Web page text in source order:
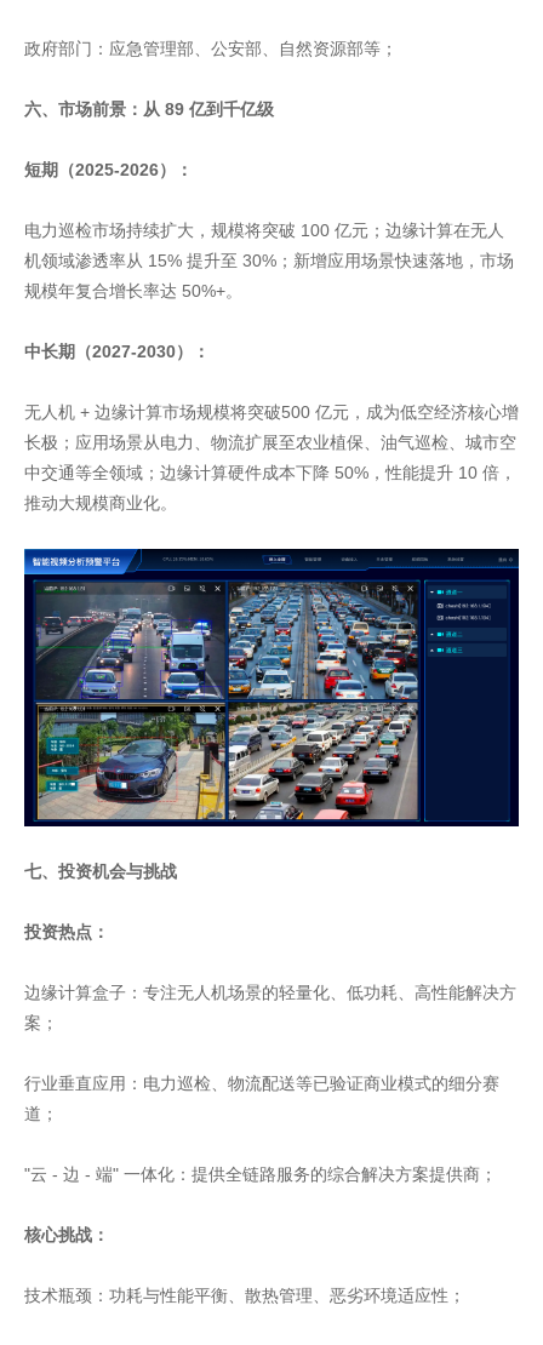
政府部门：应急管理部、公安部、自然资源部等；
六、市场前景：从 89 亿到千亿级
短期（2025-2026）：
电力巡检市场持续扩大，规模将突破 100 亿元；边缘计算在无人
机领域渗透率从 15% 提升至 30%；新增应用场景快速落地，市场
规模年复合增长率达 50%+。
中长期（2027-2030）：
无人机 + 边缘计算市场规模将突破500 亿元，成为低空经济核心增
长极；应用场景从电力、物流扩展至农业植保、油气巡检、城市空
中交通等全领域；边缘计算硬件成本下降 50%，性能提升 10 倍，
推动大规模商业化。
七、投资机会与挑战
投资热点：
边缘计算盒子：专注无人机场景的轻量化、低功耗、高性能解决方
案；
行业垂直应用：电力巡检、物流配送等已验证商业模式的细分赛
道；
"云 - 边 - 端" 一体化：提供全链路服务的综合解决方案提供商；
核心挑战：
技术瓶颈：功耗与性能平衡、散热管理、恶劣环境适应性；